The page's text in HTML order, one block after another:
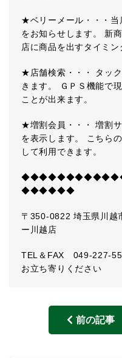
★ベリーメール・・・当
をお知らせします。 新
店に商品を出すタイミン
★店舗検索・・・ タッ
きます。 ＧＰＳ機能で
ことが出来ます。
★増割会員・・・ 増割サ
を表示します。 こちら
して利用できます。
◆◆◆◆◆◆
〒350-0822 埼玉県川
ー川越店
TEL＆FAX 049-227-
お立ち寄りください
前の記事